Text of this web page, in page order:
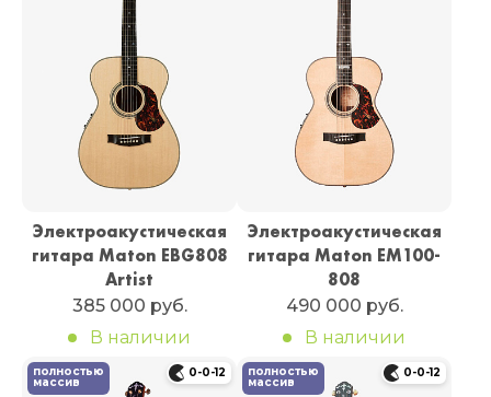
Электроакустическая
гитара Maton EBG808
Artist
385 000 руб.
В наличии
Электроакустическая
гитара Maton EM100-
808
490 000 руб.
В наличии
полностью
массив
0-0-12 полностью
массив
0-0-12